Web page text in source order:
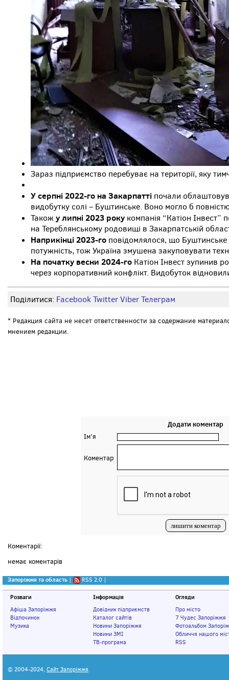
Зараз підприємство перебуває на території, яку
У серпні 2022-го на Закарпатті почали
видобутку солі – Буштинське. Воно могло б
Також у липні 2023 рокукомпанія “Катіон Інвест”
на Тереблянському родовищі в Закарпатській
Наприкінці 2023-го повідомлялося, що
потужність, тож Україна змушена закуповувати
На початку весни 2024-го Катіон Інвест зупинив
через корпоративний конфлікт. Видобуток
Поділитися: FacebookTwitterViberТелеграм
* Редакция сайта не несет ответственности за содержание
мнением редакции.
Додати коментар
Ім'я
Коментар
Коментарії:
немає коментарів
Запоріжжя та область | RSS 2.0 |
Розваги
Афіша Запоріжжя
Відпочинок
Музика
Інформація
Довідник підприємств
Каталог сайтів
Новини Запоріжжя
Новини ЗМІ
ТВ-програма
Огляди
Про місто
7 Чудес Запоріжжя
Фотоальбом
Обличчя нашого
RSS
© 2004-2024, Сайт Запоріжжя.